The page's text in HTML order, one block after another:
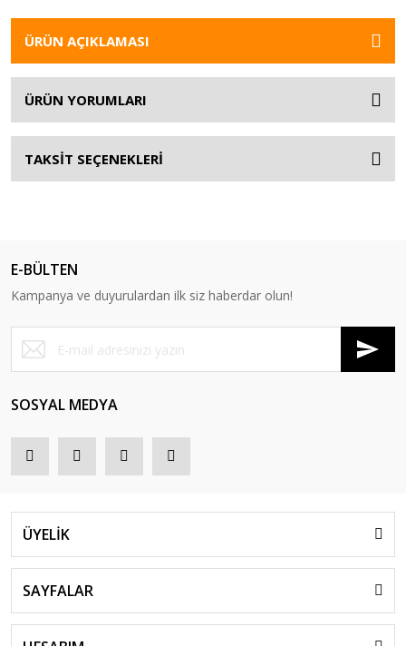
ÜRÜN AÇIKLAMASI
ÜRÜN YORUMLARI
TAKSİT SEÇENEKLERİ
E-BÜLTEN
Kampanya ve duyurulardan ilk siz haberdar olun!
SOSYAL MEDYA
ÜYELİK
SAYFALAR